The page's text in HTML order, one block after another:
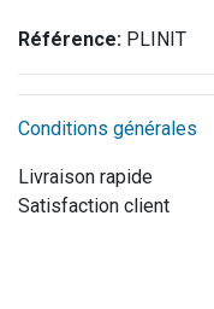
Référence: PLINIT
Conditions générales
Livraison rapide
Satisfaction client